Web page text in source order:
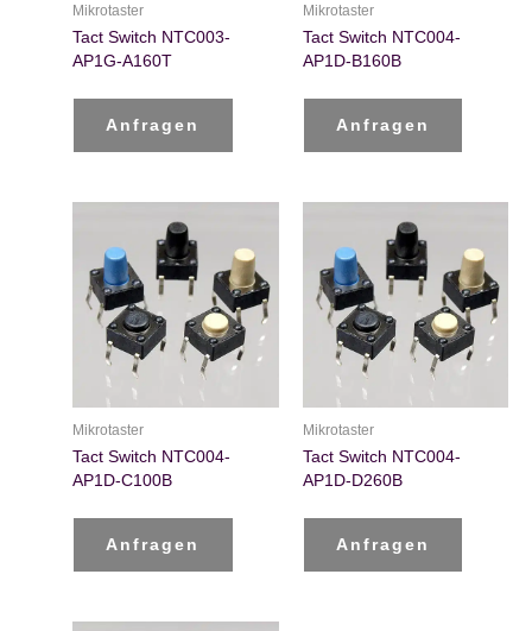
Mikrotaster
Tact Switch NTC003-
AP1G-A160T
Anfragen
Mikrotaster
Tact Switch NTC004-
AP1D-B160B
Anfragen
Mikrotaster
Tact Switch NTC004-
AP1D-C100B
Anfragen
Mikrotaster
Tact Switch NTC004-
AP1D-D260B
Anfragen